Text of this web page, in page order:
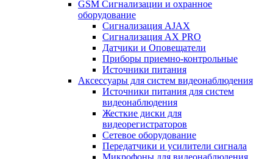
GSM Сигнализации и охранное
оборудование
Сигнализация AJAX
Сигнализация AX PRO
Датчики и Оповещатели
Приборы приемно-контрольные
Источники питания
Аксессуары для систем видеонаблюдения
Источники питания для систем
видеонаблюдения
Жесткие диски для
видеорегистраторов
Сетевое оборудование
Передатчики и усилители сигнала